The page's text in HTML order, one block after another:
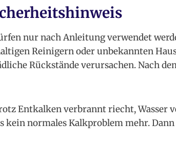
nur nach Anleitung verwendet
Reinigern oder unbekannten
Rückstände verursachen. Nach
Entkalken verbrannt riecht, Wasser
kein normales Kalkproblem mehr.